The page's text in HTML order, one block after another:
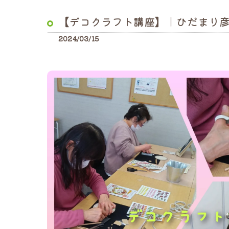
【デコクラフト講座】｜ひだまり
2024/03/15